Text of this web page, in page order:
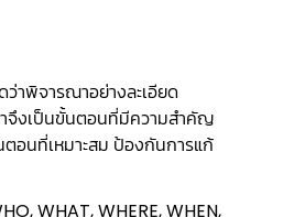
าพิจารณาอย่างละเอียด
จึงเป็นขั้นตอนที่มีความสำคัญ
ตอนที่เหมาะสม ป้องกันการแก้
WHAT, WHERE, WHEN,